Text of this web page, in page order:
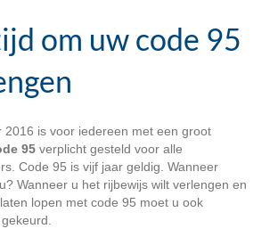
om uw code 95
2016 is voor iedereen met een groot
95verplicht gesteld voor alle
Code 95 is vijf jaar geldig. Wanneer
Wanneer u het rijbewijs wilt verlengen en
lopen met code 95 moet u ook